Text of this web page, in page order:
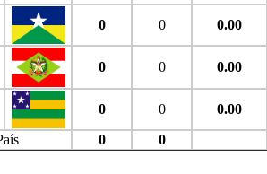
0 0 0.00
0 0 0.00
0 0
0.00
0 0